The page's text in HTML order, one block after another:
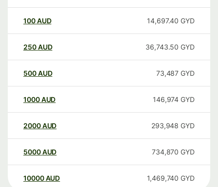
100AUD 14,697.40 GYD
250AUD 36,743.50 GYD
500AUD 73,487 GYD
1000AUD 146,974 GYD
2000AUD 293,948 GYD
5000AUD 734,870 GYD
10000 AUD 1,469,740 GYD